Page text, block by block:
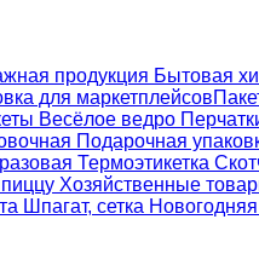
продукция Бытовая
для маркетплейсов
Весёлое ведро
Подарочная
Термоэтикетка
Хозяйственные
Шпагат, сетка